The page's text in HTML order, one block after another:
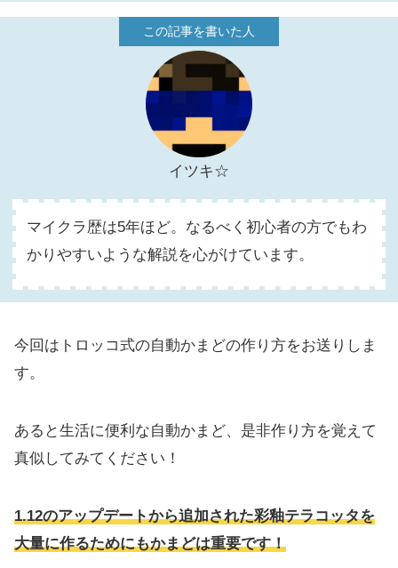
イツキ☆
マイクラ歴は5年ほど。なるべく初心者の方でもわ
かりやすいような解説を心がけています。
今回はトロッコ式の自動かまどの作り方をお送りしま
す。
あると生活に便利な自動かまど、是非作り方を覚えて
真似してみてください！
1.12のアップデートから追加された彩釉テラコッタを
大量に作るためにもかまどは重要です！